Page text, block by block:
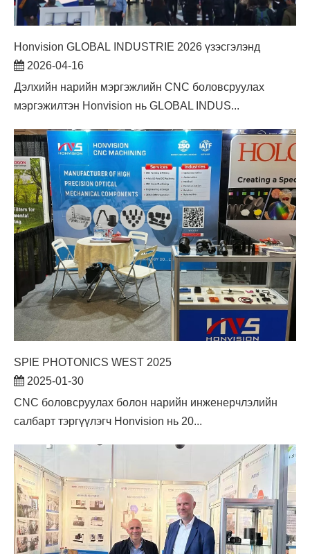
Honvision GLOBAL INDUSTRIE 2026 үзэсгэлэнд
2026-04-16
Дэлхийн нарийн мэргэжлийн CNC боловсруулах
мэргэжилтэн Honvision нь GLOBAL INDUS...
SPIE PHOTONICS WEST 2025
2025-01-30
​CNC боловсруулах болон нарийн инженерчлэлийн
салбарт тэргүүлэгч Honvision нь 20...